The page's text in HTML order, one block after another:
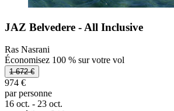
JAZ Belvedere - All Inclusive
Ras Nasrani
Économisez 100 % sur votre vol
1 672 €
974 €
par personne
16 oct. - 23 oct.